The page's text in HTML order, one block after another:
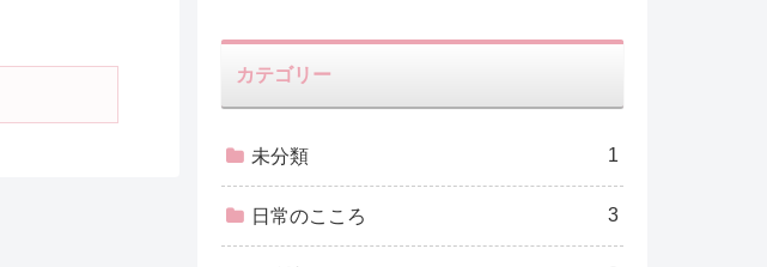
カテゴリー
未分類 1
日常のこころ 3